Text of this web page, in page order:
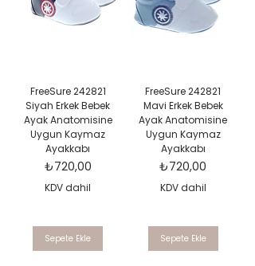
FreeSure 242821
Siyah Erkek Bebek
Ayak Anatomisine
Uygun Kaymaz
Ayakkabı
Fiyat
₺720,00
KDV dahil
Sepete Ekle
FreeSure 242821
Mavi Erkek Bebek
Ayak Anatomisine
Uygun Kaymaz
Ayakkabı
Fiyat
₺720,00
KDV dahil
Sepete Ekle